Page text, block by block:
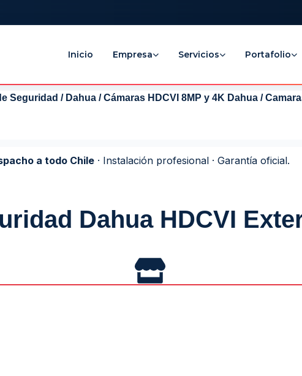
Inicio Empresa Servicios Portafolio
Seguridad / Dahua /Cámaras HDCVI 8MP y 4K Dahua /
a todo Chile · Instalación profesional · Garantía oficial.
Dahua HDCVI